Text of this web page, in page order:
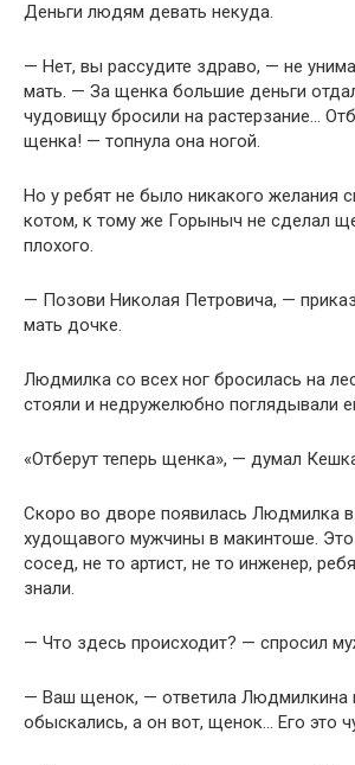
Деньги людям девать некуда.
— Нет, вы рассудите здраво, — не
мать. — За щенка большие деньги
чудовищу бросили на растерзание…
щенка! — топнула она ногой.
Но у ребят не было никакого желания
котом, к тому же Горыныч не сделал
плохого.
— Позови Николая Петровича, —
мать дочке.
Людмилка со всех ног бросилась на
стояли и недружелюбно поглядывали
«Отберут теперь щенка», — думал
Скоро во дворе появилась Людмилка
худощавого мужчины в макинтоше.
сосед, не то артист, не то инженер,
знали.
— Что здесь происходит? — спросил
— Ваш щенок, — ответила Людмилкина
обыскались, а он вот, щенок… Его это